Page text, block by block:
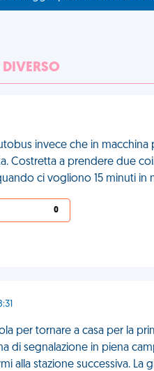
invece che in
Costretta a prendere due
ci vogliono 15 minuti in
0
per tornare a casa per la
di segnalazione in piena
alla stazione successiva. La